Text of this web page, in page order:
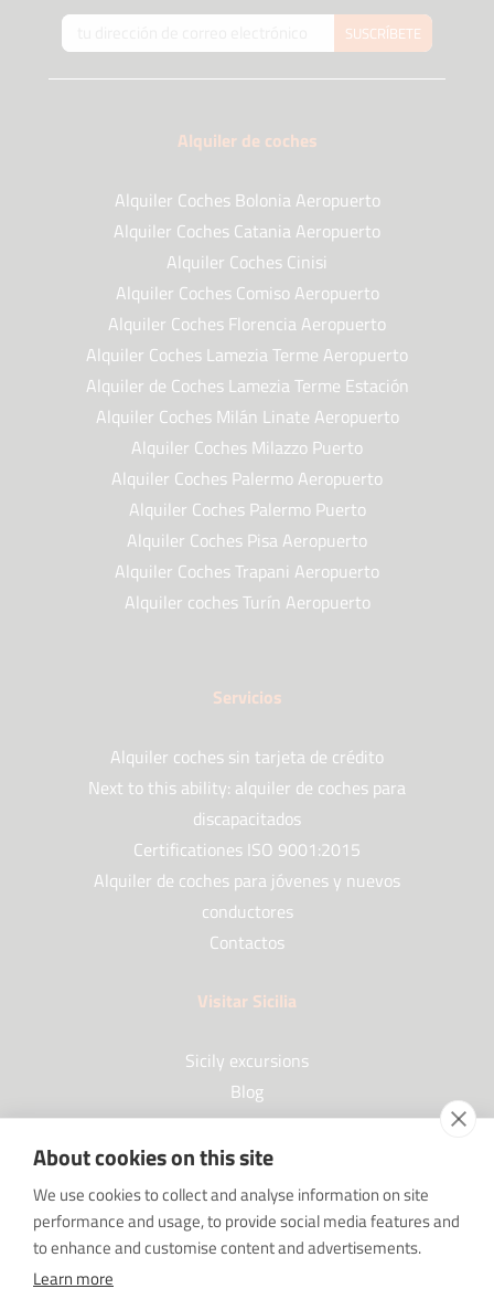
About cookies on this site
We use cookies to collect and analyse information on site
performance and usage, to provide social media features and
to enhance and customise content and advertisements.
Learn more
SUSCRÍBETE
Alquiler de coches
Alquiler Coches Bolonia Aeropuerto
Alquiler Coches Catania Aeropuerto
Alquiler Coches Cinisi
Alquiler Coches Comiso Aeropuerto
Alquiler Coches Florencia Aeropuerto
Alquiler Coches Lamezia Terme Aeropuerto
Alquiler de Coches Lamezia Terme Estación
Alquiler Coches Milán Linate Aeropuerto
Alquiler Coches Milazzo Puerto
Alquiler Coches Palermo Aeropuerto
Alquiler Coches Palermo Puerto
Alquiler Coches Pisa Aeropuerto
Alquiler Coches Trapani Aeropuerto
Alquiler coches Turín Aeropuerto
Servicios
Alquiler coches sin tarjeta de crédito
Next to this ability: alquiler de coches para
discapacitados
Certificationes ISO 9001:2015
Alquiler de coches para jóvenes y nuevos
conductores
Contactos
Visitar Sicilia
Sicily excursions
Blog
Socios
Our Partners